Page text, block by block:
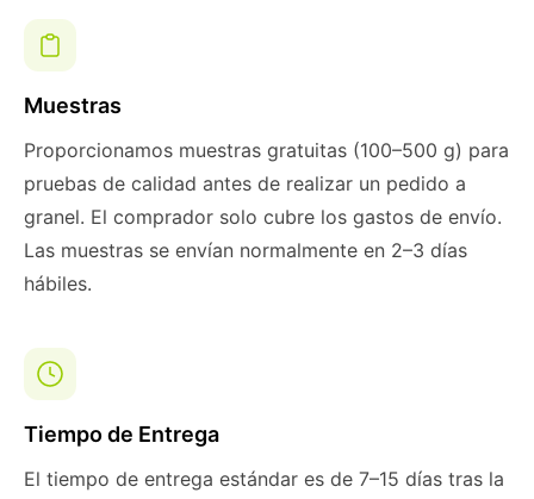
Muestras
Proporcionamos muestras gratuitas (100–500 g) para
pruebas de calidad antes de realizar un pedido a
granel. El comprador solo cubre los gastos de envío.
Las muestras se envían normalmente en 2–3 días
hábiles.
Tiempo de Entrega
El tiempo de entrega estándar es de 7–15 días tras la